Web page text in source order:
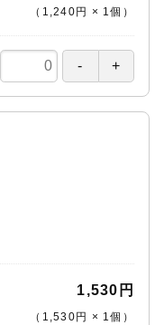
（ 1,240円 × 1個 ）
1,530円
（ 1,530円 × 1個 ）